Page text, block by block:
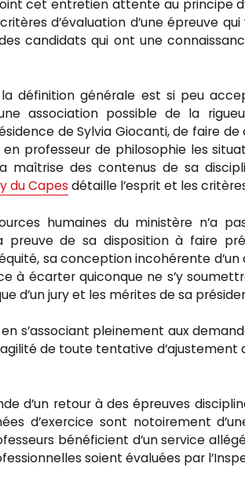
cet entretien attente au principe
d’évaluation d’une épreuve
candidats qui ont une
définition générale est si peu
association possible de la
de Sylvia Giocanti, de faire
professeur de philosophie les
maîtrise des contenus de sa
du Capesdétaille l’esprit et les
humaines du ministère n’a
de sa disposition à faire
sa conception incohérente
à écarter quiconque ne s’y
d’un jury et les mérites de sa
s’associant pleinement aux
de toute tentative d’ajustement
d’un retour à des épreuves
d’exercice sont notoirement
bénéficient d’un service
soient évaluées par